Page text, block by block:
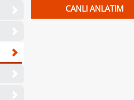
CANLI ANLATIM